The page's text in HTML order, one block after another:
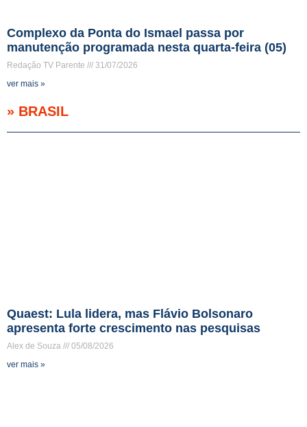
Complexo da Ponta do Ismael passa por
manutenção programada nesta quarta-feira (05)
Redação TV Parente
31/07/2026
ver mais »
» BRASIL
Quaest: Lula lidera, mas Flávio Bolsonaro
apresenta forte crescimento nas pesquisas
Alex de Souza
05/08/2026
ver mais »